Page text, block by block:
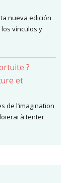
nueva edición
vínculos y
?
et
de l’imagination
à tenter